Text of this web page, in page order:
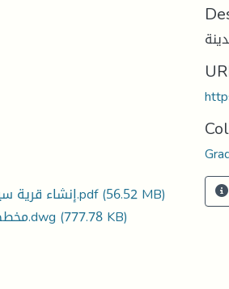
إنشاء قرية سياحية بحمام كسانة.pdf(56.52 MB)
مخطط-التهيئة-المقترح.dwg (777.78 KB)